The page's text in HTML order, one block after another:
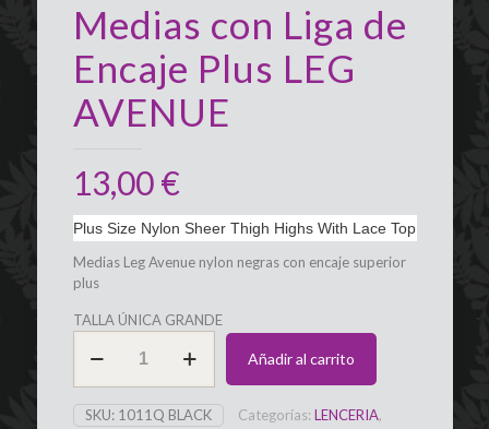
Medias con Liga de
Encaje Plus LEG
AVENUE
13,00€
Plus Size Nylon Sheer Thigh Highs With Lace Top
Medias Leg Avenue nylon negras con encaje superior
plus
TALLA ÚNICA GRANDE
con
Encaje
Añadir al carrito
SKU: 1011Q BLACK Categorías: LENCERIA,